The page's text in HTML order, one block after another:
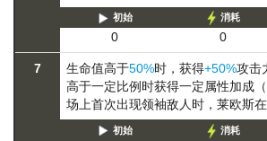
初始
0
消耗
0
7 生命值高于50%时，获得+50%攻击
高于一定比例时获得一定属性加成（
场上首次出现领袖敌人时，莱欧斯在
初始 消耗